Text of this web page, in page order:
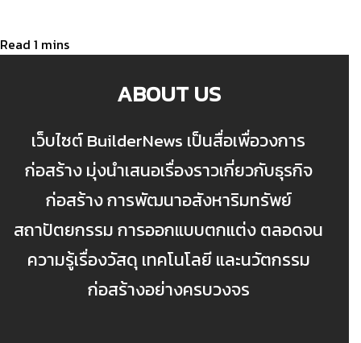
ABOUT US
เว็บไซต์ BuilderNews เป็นสื่อเพื่อวงการ
ก่อสร้าง มุ่งนำเสนอเรื่องราวเกี่ยวกับธุรกิจ
ก่อสร้าง การพัฒนาอสังหาริมทรัพย์
สถาปัตยกรรม การออกแบบตกแต่ง ตลอดจน
ความรู้เรื่องวัสดุ เทคโนโลยี และนวัตกรรม
ก่อสร้างอย่างครบวงจร